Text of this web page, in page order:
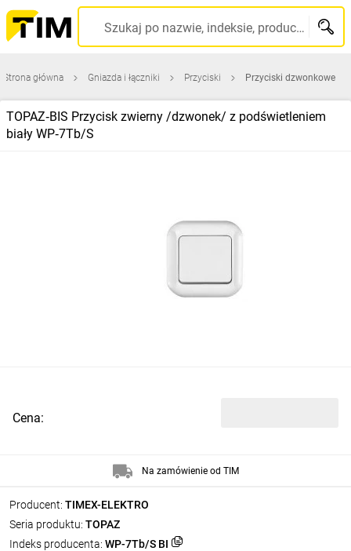
Szukaj po nazwie, indeksie, producencie, kodzie kreskowym...
Strona główna Gniazda i łączniki Przyciski Przyciski dzwonkowe
TOPAZ‑BIS Przycisk zwierny /dzwonek/ z podświetleniem
biały WP‑7Tb/S
Producent: TIMEX-ELEKTRO
Seria produktu: TOPAZ
Indeks producenta: WP-7Tb/S BI
Cena:
Na zamówienie od TIM